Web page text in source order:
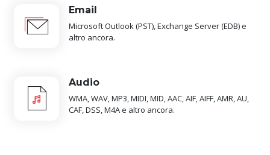
Email
Microsoft Outlook (PST), Exchange Server (EDB) e
altro ancora.
Audio
WMA, WAV, MP3, MIDI, MID, AAC, AIF, AIFF, AMR, AU,
CAF, DSS, M4A e altro ancora.